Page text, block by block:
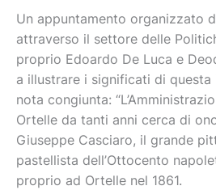
Un appuntamento organizzato
attraverso il settore delle
proprio Edoardo De Luca e
a illustrare i significati di questa
nota congiunta:
Ortelle da tanti anni cerca di
Giuseppe Casciaro, il grande
pastellista dell’Ottocento
proprio ad Ortelle nel 1861.